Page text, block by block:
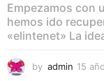
Empezamos con
hemos ido
«elintenet» La
by admin 15